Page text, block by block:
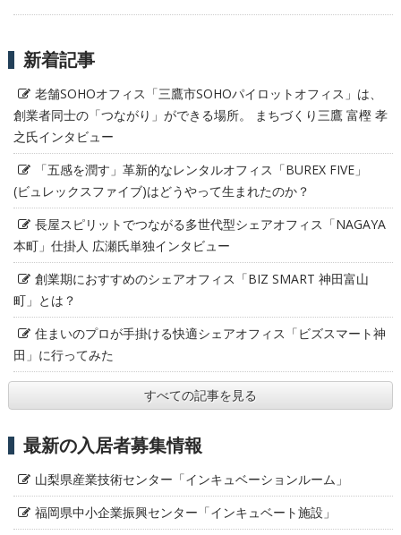
新着記事
老舗SOHOオフィス「三鷹市SOHOパイロットオフィス」は、
創業者同士の「つながり」ができる場所。 まちづくり三鷹 富樫 孝
之氏インタビュー
「五感を潤す」革新的なレンタルオフィス「BUREX FIVE」
(ビュレックスファイブ)はどうやって生まれたのか？
長屋スピリットでつながる多世代型シェアオフィス「NAGAYA
本町」仕掛人 広瀬氏単独インタビュー
創業期におすすめのシェアオフィス「BIZ SMART 神田富山
町」とは？
住まいのプロが手掛ける快適シェアオフィス「ビズスマート神
田」に行ってみた
すべての記事を見る
最新の入居者募集情報
山梨県産業技術センター「インキュベーションルーム」
福岡県中小企業振興センター「インキュベート施設」